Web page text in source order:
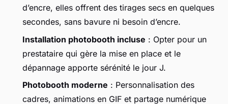
d’encre, elles offrent des tirages secs en quelques
secondes, sans bavure ni besoin d’encre.
Installation photobooth incluse : Opter pour un
prestataire qui gère la mise en place et le
dépannage apporte sérénité le jour J.
Photobooth moderne : Personnalisation des
cadres, animations en GIF et partage numérique